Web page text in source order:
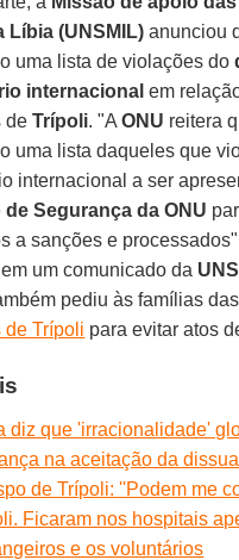
Líbia (UNSMIL) anunciou
uma lista de violações do
internacional em
deTrípoli. "AONU reitera
uma lista daqueles que
internacional a ser
Segurança da ONU
a sanções e
um comunicado da
pediu às famílias
de Trípoli para evitar atos
diz que 'irracionalidade'
na aceitação da
de Trípoli: ''Podem me
Ficaram nos hospitais
e os voluntários